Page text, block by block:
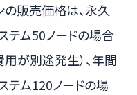
の販売価格は、永久
テム50ノードの場合
が別途発生）、年間
テム120ノードの場